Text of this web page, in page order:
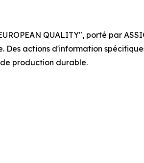
QUALITY", porté par
actions d'information
production durable.